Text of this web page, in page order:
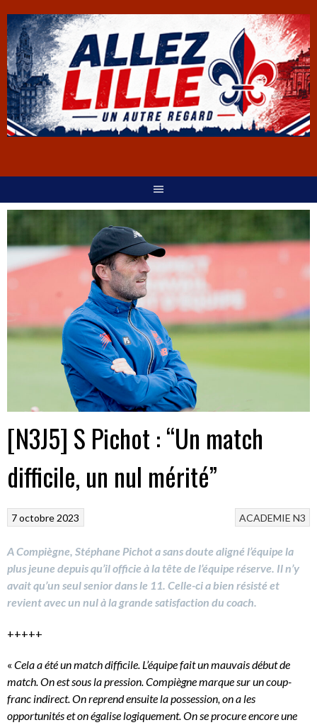
[N3J5] S Pichot : “Un match
difficile, un nul mérité”
ACADEMIE N3
7 octobre 2023
A Compiègne, Stéphane Pichot a sans doute aligné l’équipe la
plus jeune depuis qu’il officie à la tête de l’équipe réserve. Il n’y
avait qu’un seul senior dans le 11. Celle-ci a bien résisté et
revient avec un nul à la grande satisfaction du coach.
+++++
« Cela a été un match difficile. L’équipe fait un mauvais début de
match. On est sous la pression. Compiègne marque sur un coup-
franc indirect. On reprend ensuite la possession, on a les
opportunités et on égalise logiquement. On se procure encore une